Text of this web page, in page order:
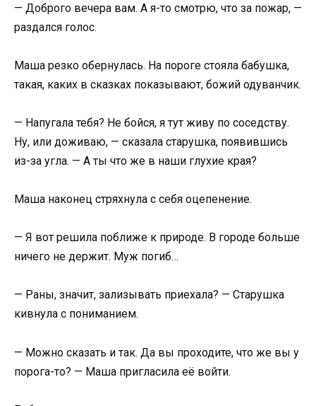
— Доброго вечера вам. А я-то смотрю, что за пожар, —
раздался голос.
Маша резко обернулась. На пороге стояла бабушка,
такая, каких в сказках показывают, божий одуванчик.
— Напугала тебя? Не бойся, я тут живу по соседству.
Ну, или доживаю, — сказала старушка, появившись
из-за угла. — А ты что же в наши глухие края?
Маша наконец стряхнула с себя оцепенение.
— Я вот решила поближе к природе. В городе больше
ничего не держит. Муж погиб…
— Раны, значит, зализывать приехала? — Старушка
кивнула с пониманием.
— Можно сказать и так. Да вы проходите, что же вы у
порога-то? — Маша пригласила её войти.